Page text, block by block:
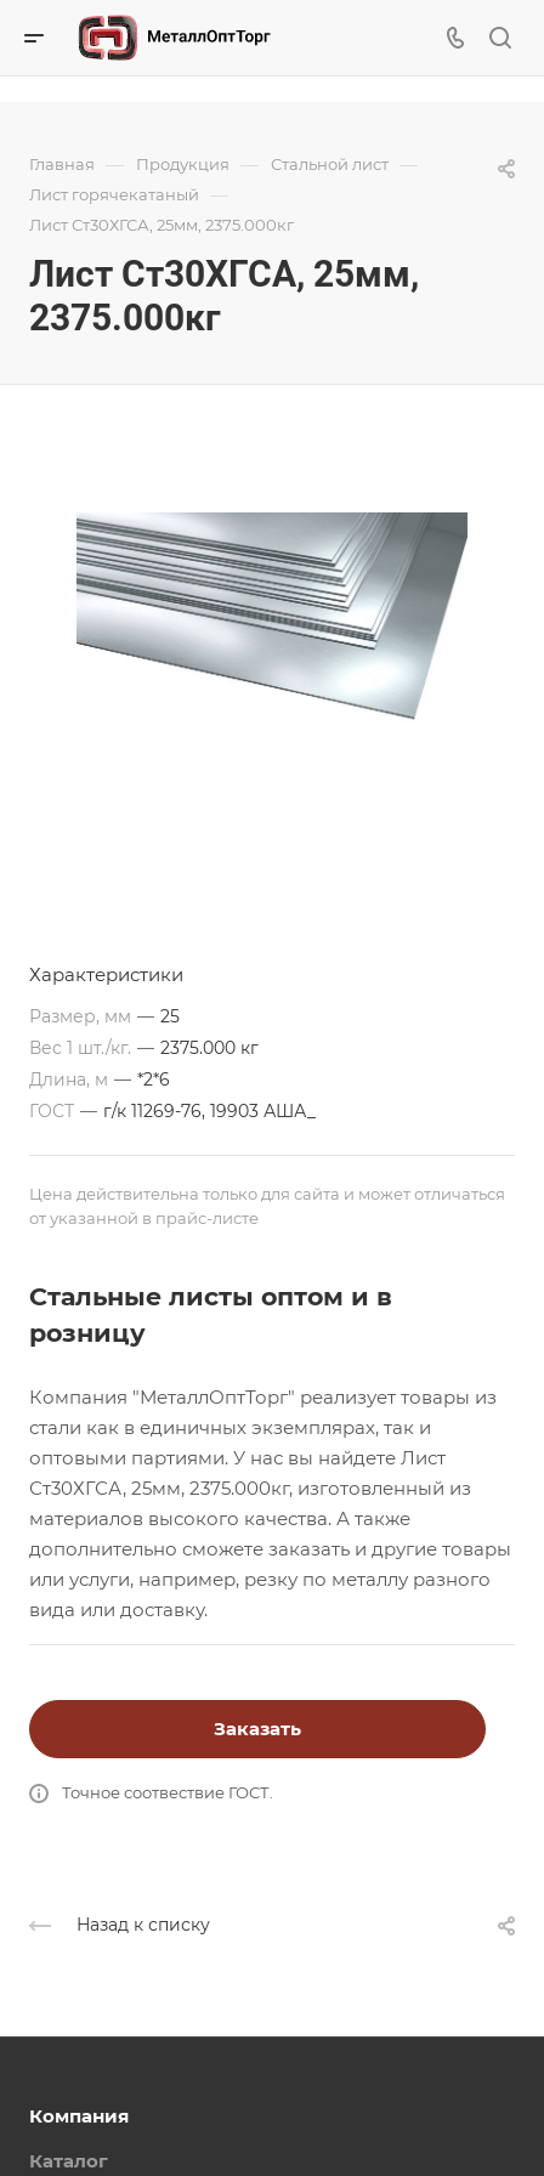
Главная — Продукция — Стальной лист —
Лист горячекатаный —
Лист Ст30ХГСА, 25мм, 2375.000кг
Лист Ст30ХГСА, 25мм,
2375.000кг
Характеристики
Размер, мм — 25
Вес 1 шт./кг. — 2375.000 кг
Длина, м — *2*6
ГОСТ — г/к 11269-76, 19903 АША_
Цена действительна только для сайта и может отличаться
от указанной в прайс-листе
Стальные листы оптом и в
розницу
Компания "МеталлОптТорг" реализует товары из
стали как в единичных экземплярах, так и
оптовыми партиями. У нас вы найдете Лист
Ст30ХГСА, 25мм, 2375.000кг, изготовленный из
материалов высокого качества. А также
дополнительно сможете заказать и другие товары
или услуги, например, резку по металлу разного
вида или доставку.
Заказать
Точное соотвествие ГОСТ.
Назад к списку
Компания
Каталог